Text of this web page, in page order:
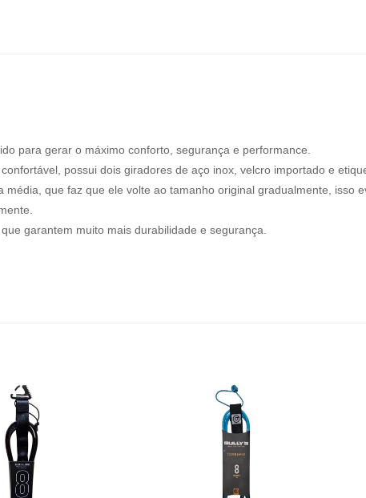
para gerar o máximo conforto, segurança e performance.
possui dois giradores de aço inox, velcro importado e
que faz que ele volte ao tamanho original gradualmente, isso
garantem muito mais durabilidade e segurança.